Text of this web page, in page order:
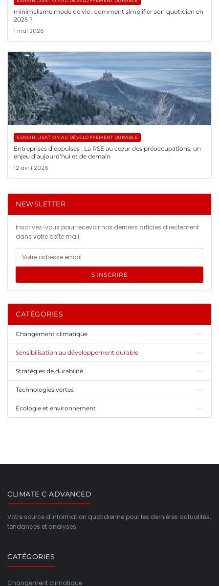
minimalisme mode de vie : comment simplifier son quotidien en
2025 ?
1 mai 2026
SENSIBILISATION AU DÉVELOPPEMENT DURABLE
Entreprises dieppoises : La RSE au cœur des préoccupations, un
enjeu d’aujourd’hui et de demain
12 avril 2026
NEWSLETTER
Inscrivez-vous pour recevoir nos derniers articles directement
dans votre boîte mail.
S'INSCRIRE
CATÉGORIES
Changement climatique
Sensibilisation au développement durable
Stratégies de durabilité
Technologies vertes
Écologie et environnement
CLIMATE C ADVANCED
Votre source d'information quotidienne pour les dernières actualités,
tendances et analyses.
CATÉGORIES
Changement climatique